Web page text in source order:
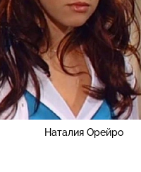
Наталия Орейро